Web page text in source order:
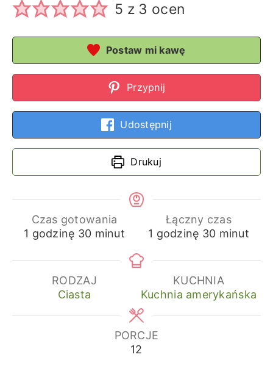
5 z 3 ocen
Postaw mi kawę
Przypnij
Udostępnij
Drukuj
Czas gotowania
1 godzina
godzinę 30minuty
minut
Łączny czas
1 godzina
godzinę 30minuty
minut
RODZAJ
Ciasta
KUCHNIA
Kuchnia amerykańska
PORCJE
12